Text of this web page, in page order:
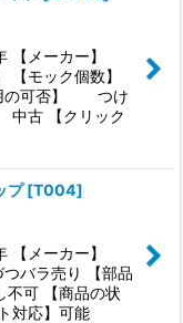
【メーカー】
【モック個数】
の可否】 つけ
中古 【クリック
プ [T004]
【メーカー】
バラ売り 【部品
可 【商品の状
対応】可能